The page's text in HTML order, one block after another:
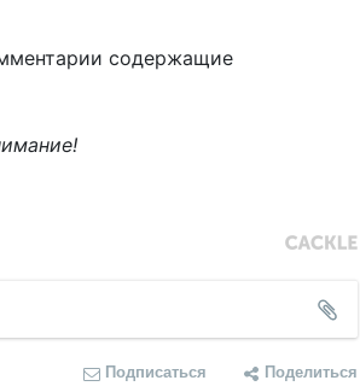
содержащие
Подписаться Поделиться